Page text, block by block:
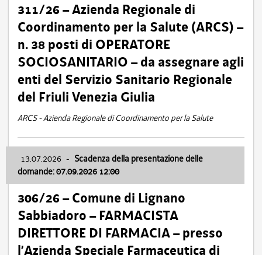
311/26 – Azienda Regionale di
Coordinamento per la Salute (ARCS) –
n. 38 posti di OPERATORE
SOCIOSANITARIO – da assegnare agli
enti del Servizio Sanitario Regionale
del Friuli Venezia Giulia
ARCS - Azienda Regionale di Coordinamento per la Salute
13.07.2026 - Scadenza della presentazione delle
domande: 07.09.2026 12:00
306/26 – Comune di Lignano
Sabbiadoro – FARMACISTA
DIRETTORE DI FARMACIA – presso
l’Azienda Speciale Farmaceutica di